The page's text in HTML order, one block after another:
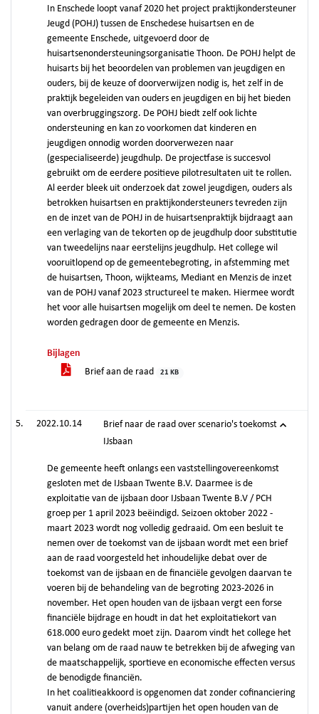
In Enschede loopt vanaf 2020 het project praktijkondersteuner
Jeugd (POHJ) tussen de Enschedese huisartsen en de
gemeente Enschede, uitgevoerd door de
huisartsenondersteuningsorganisatie Thoon. De POHJ helpt de
huisarts bij het beoordelen van problemen van jeugdigen en
ouders, bij de keuze of doorverwijzen nodig is, het zelf in de
praktijk begeleiden van ouders en jeugdigen en bij het bieden
van overbruggingszorg. De POHJ biedt zelf ook lichte
ondersteuning en kan zo voorkomen dat kinderen en
jeugdigen onnodig worden doorverwezen naar
(gespecialiseerde) jeugdhulp. De projectfase is succesvol
gebruikt om de eerdere positieve pilotresultaten uit te rollen.
Al eerder bleek uit onderzoek dat zowel jeugdigen, ouders als
betrokken huisartsen en praktijkondersteuners tevreden zijn
en de inzet van de POHJ in de huisartsenpraktijk bijdraagt aan
een verlaging van de tekorten op de jeugdhulp door substitutie
van tweedelijns naar eerstelijns jeugdhulp. Het college wil
vooruitlopend op de gemeentebegroting, in afstemming met
de huisartsen, Thoon, wijkteams, Mediant en Menzis de inzet
van de POHJ vanaf 2023 structureel te maken. Hiermee wordt
het voor alle huisartsen mogelijk om deel te nemen. De kosten
worden gedragen door de gemeente en Menzis.
Bijlagen
Brief aan de raad
21 KB
2022.10.14
Brief naar de raad over scenario's toekomst
IJsbaan
De gemeente heeft onlangs een vaststellingovereenkomst
gesloten met de IJsbaan Twente B.V. Daarmee is de
exploitatie van de ijsbaan door IJsbaan Twente B.V / PCH
groep per 1 april 2023 beëindigd. Seizoen oktober 2022 -
maart 2023 wordt nog volledig gedraaid. Om een besluit te
nemen over de toekomst van de ijsbaan wordt met een brief
aan de raad voorgesteld het inhoudelijke debat over de
toekomst van de ijsbaan en de financiële gevolgen daarvan te
voeren bij de behandeling van de begroting 2023-2026 in
november. Het open houden van de ijsbaan vergt een forse
financiële bijdrage en houdt in dat het exploitatiekort van
618.000 euro gedekt moet zijn. Daarom vindt het college het
van belang om de raad nauw te betrekken bij de afweging van
de maatschappelijk, sportieve en economische effecten versus
de benodigde financiën.
In het coalitieakkoord is opgenomen dat zonder cofinanciering
vanuit andere (overheids)partijen het open houden van de